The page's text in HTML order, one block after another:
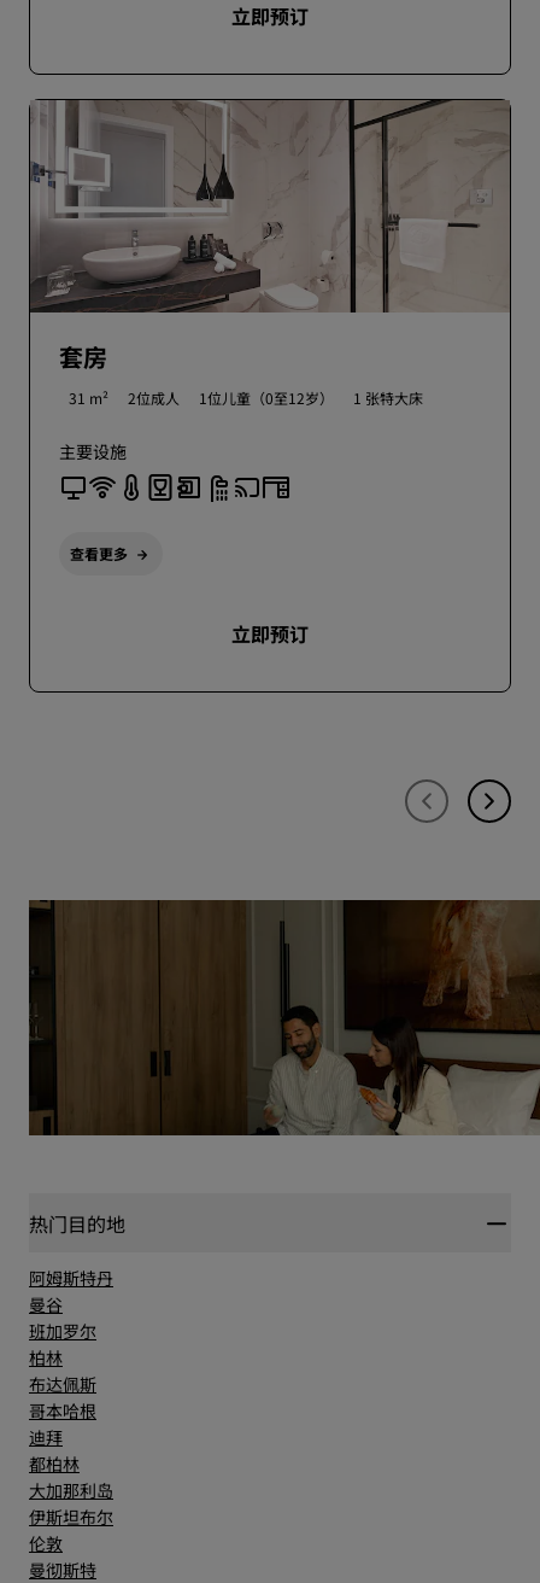
立即预订
套房
31 m² 2位成人 1位儿童（0至12岁） 1 张特大床
主要设施
查看更多
立即预订
热门目的地
阿姆斯特丹
曼谷
班加罗尔
柏林
布达佩斯
哥本哈根
迪拜
都柏林
大加那利岛
伊斯坦布尔
伦敦
曼彻斯特